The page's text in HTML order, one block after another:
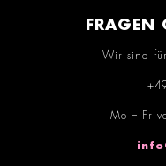
FRAGEN
Wir sind
Mo – Fr